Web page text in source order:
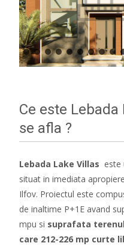
Ce este
se afla ?
Lebada Lake Villas este
situat in imediata
Ilfov. Proiectul este
de inaltime P+1E avand
mpu si suprafata
care 212-226 mp curte